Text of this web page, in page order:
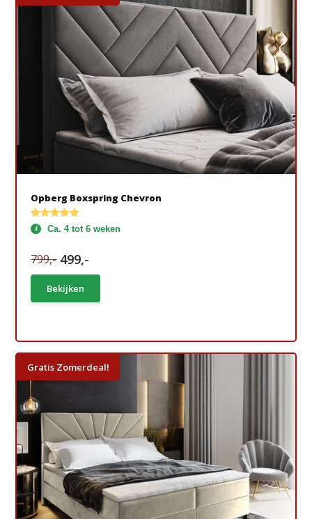
Opberg Boxspring Chevron
Ca. 4 tot 6 weken
799,- 499,-
Bekijken
Gratis Zomerdeal!